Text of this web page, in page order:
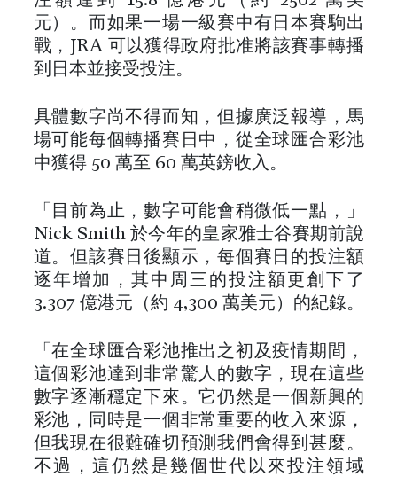
元）。而如果一場一級賽中有日本賽駒出
戰，JRA 可以獲得政府批准將該賽事轉播
到日本並接受投注。
具體數字尚不得而知，但據廣泛報導，馬
場可能每個轉播賽日中，從全球匯合彩池
中獲得 50 萬至 60 萬英鎊收入。
「目前為止，數字可能會稍微低一點，」
Nick Smith 於今年的皇家雅士谷賽期前說
道。但該賽日後顯示，每個賽日的投注額
逐年增加，其中周三的投注額更創下了
3.307 億港元（約 4,300 萬美元）的紀錄。
「在全球匯合彩池推出之初及疫情期間，
這個彩池達到非常驚人的數字，現在這些
數字逐漸穩定下來。它仍然是一個新興的
彩池，同時是一個非常重要的收入來源，
但我現在很難確切預測我們會得到甚麼。
不過，這仍然是幾個世代以來投注領域